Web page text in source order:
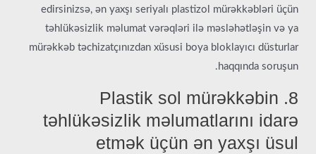
edirsinizsə, ən yaxşı seriyalı plastizol mürəkkəbləri üçün
təhlükəsizlik məlumat vərəqləri ilə məsləhətləşin və ya
mürəkkəb təchizatçınızdan xüsusi boya bloklayıcı düsturlar
haqqında soruşun.
8. Plastik sol mürəkkəbin
təhlükəsizlik məlumatlarını idarə
etmək üçün ən yaxşı üsul